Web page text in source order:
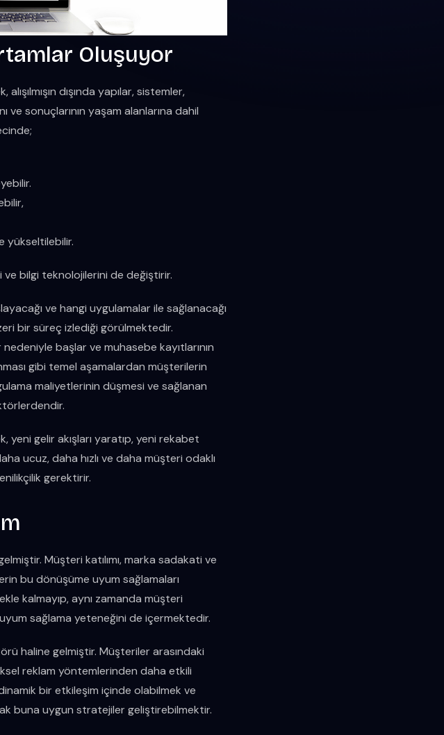
Oluşuyor
dışında yapılar, sistemler,
ve sonuçlarının yaşam alanlarına dahil
yükseltilebilir.
ve bilgi teknolojilerini de değiştirir.
ve hangi uygulamalar ile sağlanacağı
bir süreç izlediği görülmektedir.
başlar ve muhasebe kayıtlarının
gibi temel aşamalardan müşterilerin
maliyetlerinin düşmesi ve sağlanan
gelir akışları yaratıp, yeni rekabet
ucuz, daha hızlı ve daha müşteri odaklı
gerektirir.
Müşteri katılımı, marka sadakati ve
bu dönüşüme uyum sağlamaları
kalmayıp, aynı zamanda müşteri
sağlama yeteneğini de içermektedir.
haline gelmiştir. Müşteriler arasındaki
reklam yöntemlerinden daha etkili
bir etkileşim içinde olabilmek ve
buna uygun stratejiler geliştirebilmektir.